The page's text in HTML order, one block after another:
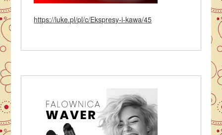
https://luke.pl/pl/c/Ekspresy-i-kawa/45